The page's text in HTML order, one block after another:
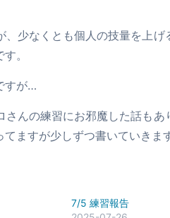
少なくとも個人の技量を上げ
。
すが…
んの練習にお邪魔した話もあ
ますが少しずつ書いていきま
7/5 練習報告